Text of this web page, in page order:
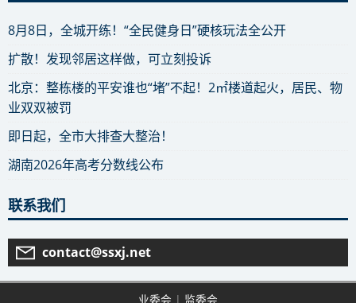
8月8日，全城开练！“全民健身日”硬核玩法全公开
扩散！发现邻居这样做，可立刻投诉
北京：整栋楼的平安谁也“堵”不起！2㎡楼道起火，居民、物
业双双被罚
即日起，全市大排查大整治！
湖南2026年高考分数线公布
联系我们
contact@ssxj.net
业委会 | 监委会